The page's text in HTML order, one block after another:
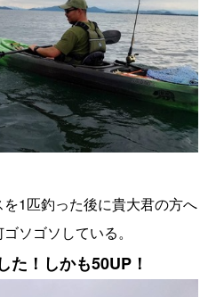
1匹釣った後に貴大君の方へ
ソゴソしている。
た！しかも50UP！